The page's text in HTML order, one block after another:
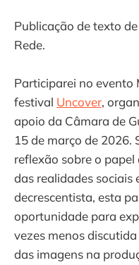
Publicação de texto
Rede.
Participarei no evento
festival Uncover,
apoio da Câmara de
15 de março de 2026.
reflexão sobre o
das realidades sociais
decrescentista, esta
oportunidade para
vezes menos
das imagens na